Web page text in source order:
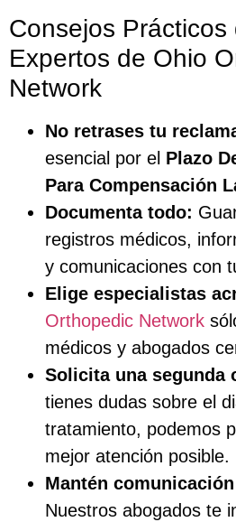
Consejos Prácticos
Expertos de Ohio
Network
No retrases tu
esencial por el Plazo
Para Compensación
Documenta todo:
registros médicos,
y comunicaciones con
Elige especialistas
Orthopedic Network
médicos y abogados
Solicita una segunda
tienes dudas sobre el
tratamiento, podemos
mejor atención posible.
Mantén
Nuestros abogados te